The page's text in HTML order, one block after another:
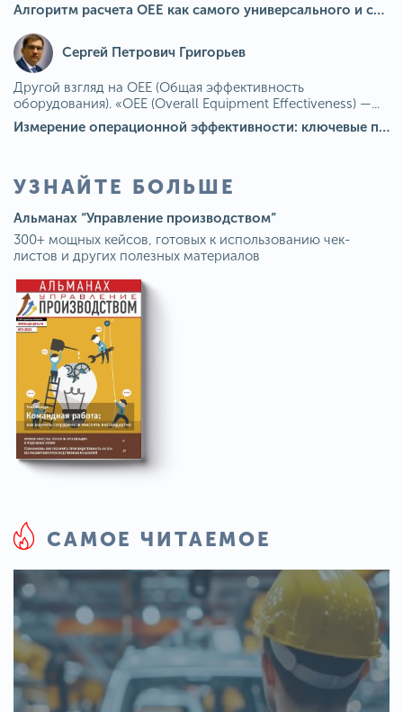
Алгоритм расчета ОЕЕ как самого универсального и современного показателя эффективности оборудования в мире
Сергей Петрович Григорьев
Другой взгляд на OEE (Общая эффективность
оборудования). «OEE (Overall Equipment Effectiveness) —...
Измерение операционной эффективности: ключевые показатели для непрерывного совершенствования
УЗНАЙТЕ БОЛЬШЕ
Альманах “Управление производством”
300+ мощных кейсов, готовых к использованию чек-
листов и других полезных материалов
САМОЕ ЧИТАЕМОЕ